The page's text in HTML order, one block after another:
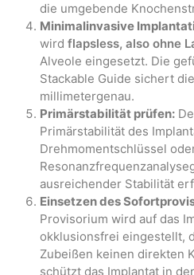
die umgebende
Minimalinvasive
wird flapsless, also ohne
Alveole eingesetzt. Die
Stackable Guide sichert
millimetergenau.
Primärstabilität prüfen:
Primärstabilität des
Drehmomentschlüssel
ausreichender Stabilität
Einsetzen des
Provisorium wird auf das
okklusionsfrei eingestellt,
Zubeißen keinen direkten
schützt das Implantat in